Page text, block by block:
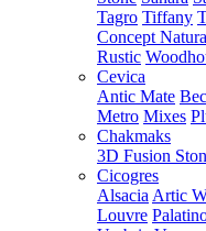
Tagro Tiffany
Concept
Rustic
Cevica
Antic Mate
Metro Mixes
Chakmaks
3D Fusion
Cicogres
Alsacia Artic
Louvre